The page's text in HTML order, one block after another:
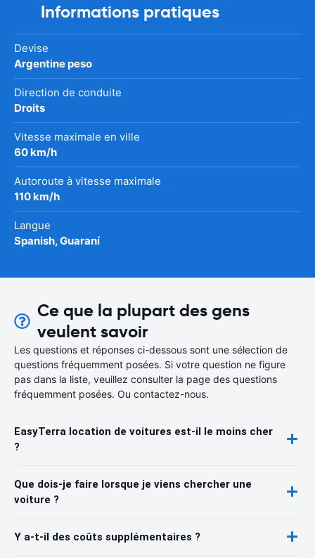
Informations pratiques
Devise
Argentine peso
Direction de conduite
Droits
Vitesse maximale en ville
60 km/h
Autoroute à vitesse maximale
110 km/h
Langue
Spanish, Guaraní
Ce que la plupart des gens
veulent savoir
Les questions et réponses ci-dessous sont une sélection de
questions fréquemment posées. Si votre question ne figure
pas dans la liste, veuillez consulter la page des questions
fréquemment posées. Ou contactez-nous.
EasyTerra location de voitures est-il le moins cher
?
Que dois-je faire lorsque je viens chercher une
voiture ?
Y a-t-il des coûts supplémentaires ?